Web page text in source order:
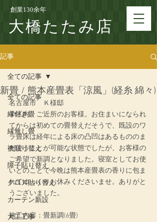
創業130余年
大橋たたみ店
記事
全ての記事
縁付き畳
縁無し畳
襖貼り替え
障子貼り替え
クロス貼り替え
カーテン新設
大工工事
全ての記事
新畳 / 熊本産畳表「涼風」(経糸 綿々)
名古屋市　Ｋ様邸
学区内、ご近所のお客様。お住まいになられ
てからは初めての畳替えだそうで、既設のワ
ラ畳床は経年による床の凸凹はあるもののま
だ使うことが可能な状態でしたが、お客様の
ご希望で新調となりました。寝室としてお使
いとのことで今晩は熊本産畳表の香りに包ま
れてゆっくりお休みくださいませ。ありがと
うございました。
施工内容：畳新調(6畳)